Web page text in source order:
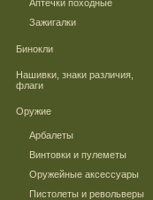
Аптечки походные
Зажигалки
Бинокли
Нашивки, знаки различия,
флаги
Оружие
Арбалеты
Винтовки и пулеметы
Оружейные аксессуары
Пистолеты и револьверы